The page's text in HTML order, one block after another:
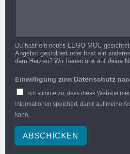
Du hast ein neues LEGO MOC
Angebot gestolpert oder hast ein
dem Herzen? Wir freuen uns auf deine
Einwilligung zum Datenschutz
Ich stimme zu, dass diese Website
Informationen speichert, damit auf meine
kann.
ABSCHICKEN